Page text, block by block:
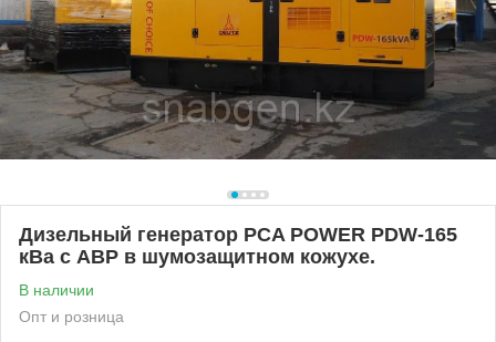
Дизельный генератор PCA POWER PDW-165
кВа с АВР в шумозащитном кожухе.
В наличии
Опт и розница